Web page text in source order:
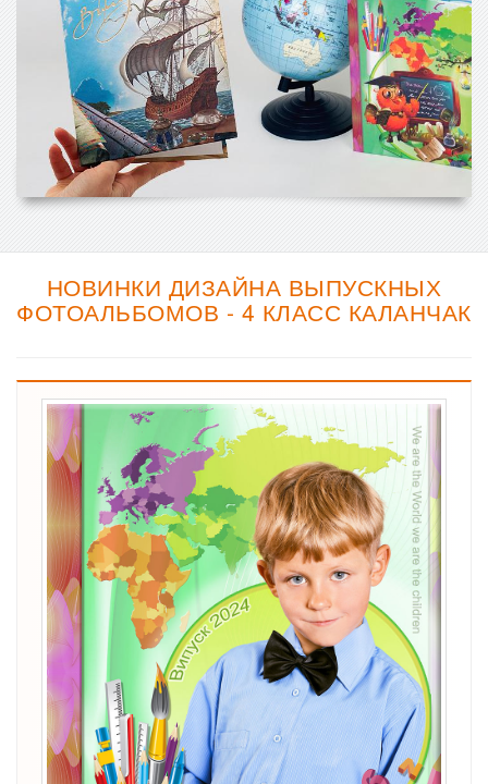
НОВИНКИ ДИЗАЙНА ВЫПУСКНЫХ
ФОТОАЛЬБОМОВ - 4 КЛАСС КАЛАНЧАК